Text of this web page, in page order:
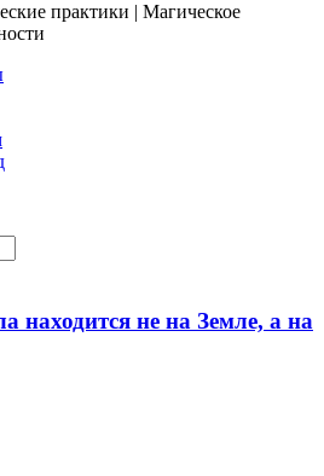
практики | Магическое
находится не на Земле, а на